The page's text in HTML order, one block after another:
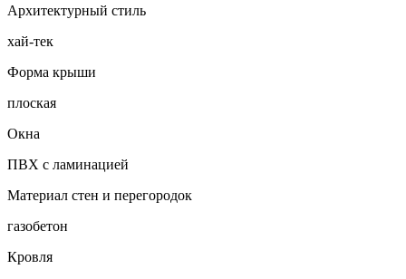
Архитектурный стиль
хай-тек
Форма крыши
плоская
Окна
ПВХ с ламинацией
Материал стен и перегородок
газобетон
Кровля